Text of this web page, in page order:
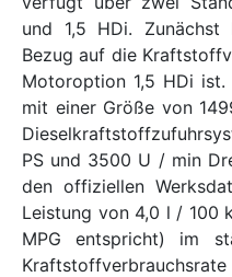
und 1,5 HDi.
Bezug auf die
Motoroption 1,5 HDi
mit einer Größe von
PS und 3500 U / min
den offiziellen
Leistung von 4,0 l / 100
MPG entspricht) im